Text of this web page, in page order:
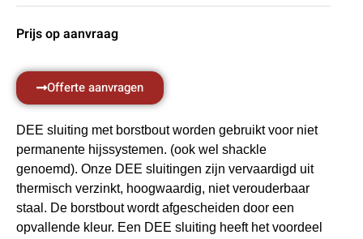
Prijs op aanvraag
Offerte aanvragen
DEE sluiting met borstbout worden gebruikt voor niet
permanente hijssystemen. (ook wel shackle
genoemd). Onze DEE sluitingen zijn vervaardigd uit
thermisch verzinkt, hoogwaardig, niet verouderbaar
staal. De borstbout wordt afgescheiden door een
opvallende kleur. Een DEE sluiting heeft het voordeel